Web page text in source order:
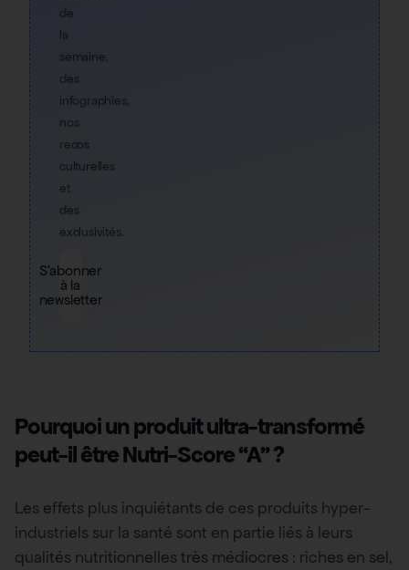
de
la
semaine,
des
infographies,
nos
recos
culturelles
et
des
exclusivités.
S'abonner
à la
newsletter
Pourquoi un produit ultra-transformé
peut-il être Nutri-Score “A” ?
Les effets plus inquiétants de ces produits hyper-
industriels sur la santé sont en partie liés à leurs
qualités nutritionnelles très médiocres : riches en sel,